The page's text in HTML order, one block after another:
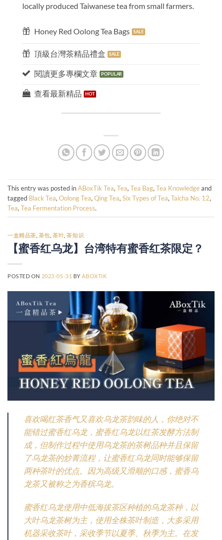
locally produced Taiwanese tea from small farmers.
Honey Red Oolong Tea Bags
頂級台灣茶精品禮盒
閱讀更多專欄文章
查看最新精品
This entry was posted inABoxTik Tea, Tea, Tea Bag, Tea Knowledgeand
tagged Black Tea, Oolong Tea, Qing Tea, Six Types of Tea, Taicha No. 12,
Tea, Tea Fermentation Process.
一盒精品茶 茶包 ,茶叶 ,茶知识
【蜜香红乌龙】台湾特有蜜香红茶限定？
POSTED ON 2023-05-31 BYABOXTIK
喜欢喝红茶香气又喜欢乌龙茶韵味的人，你绝对不
能错过蜜香红乌龙，蜜香红乌龙以红茶发酵方法制
成，但制作过程中使用乌龙茶的茶树品种并且保留
了乌龙茶的炒菁流程，让蜜香红乌龙同时能够保留
两种茶叶的优点。因为高级又滑顺的口感，蜜香乌
龙茶又被称之为香槟乌龙。
蜜香红乌龙使用中低海拔茶区种植的乌龙茶种，以
大叶乌龙茶树为主，使用全株茶叶制造，大多采用
机器采收茶叶，采收季节以夏季、秋季为主。在发